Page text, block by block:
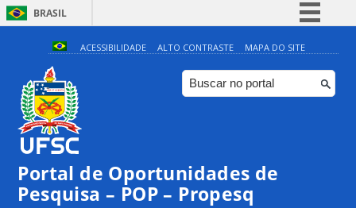
BRASIL
Simplifique!
Comunica BR
Participe
Canais
ACESSIBILIDADE ALTO CONTRASTE MAPA DO SITE
Portal de Oportunidades de
Pesquisa – POP – Propesq